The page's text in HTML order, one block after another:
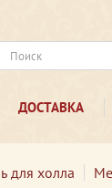
ДОСТАВКА
для холла